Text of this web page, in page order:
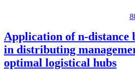
Application of n-distance
in distributing
optimal logistical hubs